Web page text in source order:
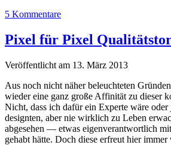
5 Kommentare
Pixel für Pixel
Veröffentlicht am 13. März 2013
Aus noch nicht näher beleuchteten
wieder eine ganz große Affinität zu dieser
Nicht, dass ich dafür ein Experte wäre
designten, aber nie wirklich zu Leben
abgesehen — etwas eigenverantwortlich
gehabt hätte. Doch diese erfreut hier immer